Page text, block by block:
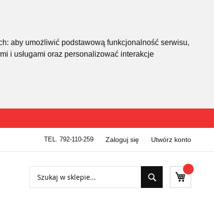
aby umożliwić podstawową funkcjonalność serwisu,
i usługami oraz personalizować interakcje
TEL. 792-110-259 Zaloguj się Utwórz konto
Mój
Szukaj